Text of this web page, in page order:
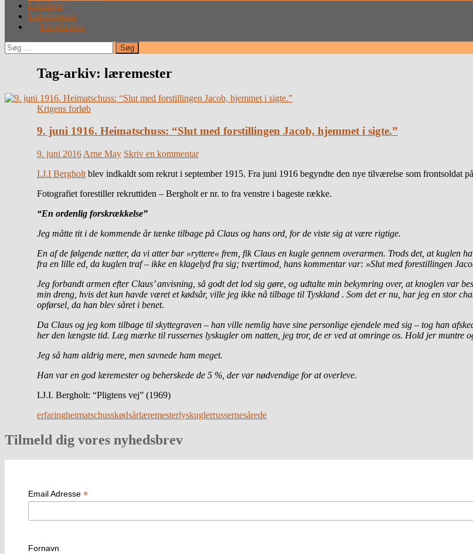
Leksikon
Lokalhistorie
Introduction
Søg
efter:
Tag-arkiv: læremester
Krigens forløb
9. juni 1916. Heimatschuss: “Slut med forstillingen Jacob, hjemmet i sigte.”
9. juni 2016 Arne May Skriv en kommentar
I.J.I Bergholt blev indkaldt som rekrut i september 1915. Fra juni 1916 begyndte den nye tilværelse som frontsoldat
Fotografiet forestiller rekruttiden – Bergholt er nr. to fra venstre i bageste række.
“En ordenlig forskrækkelse”
Jeg måtte tit i de kommende år tænke tilbage på Claus og hans ord, for de viste sig at være rigtige.
En af de følgende nætter, da vi atter bar »ryttere« frem, fik Claus en kugle gennem overarmen. Trods det, at kuglen
fra en lille ed, da kuglen traf – ikke en klagelyd fra sig; tværtimod, hans kommentar var: »Slut med forestillingen
Jeg forbandt armen efter Claus’ anvisning, så godt det lod sig gøre, og udtalte min bekymring over, at knoglen var
min dreng, hvis det kun havde været et kødsår, ville jeg ikke nå tilbage til Tyskland . Som det er nu, har jeg en stor
opførsel, da han blev såret i benet.
Da Claus og jeg kom tilbage til skyttegraven – han ville nemlig have sine personlige ejendele med sig – tog han
her den længste tid. Læg mærke til russernes lyskugler om natten, jeg tror, de er ved at omringe os. Hold jer muntre
Jeg så ham aldrig mere, men savnede ham meget.
Han var en god læremester og beherskede de 5 %, der var nødvendige for at overleve.
I.J.I. Bergholt: “Pligtens vej” (1969)
erfaringheimatschusskødsårlæremesterlyskuglerrussernesårede
Tilmeld dig vores nyhedsbrev
Email Adresse *
Fornavn